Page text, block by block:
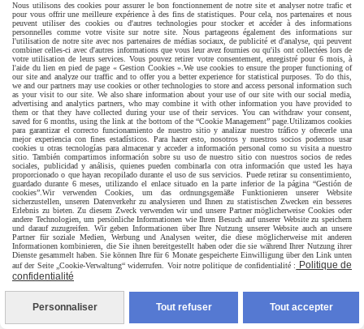
Nous utilisons des cookies pour assurer le bon fonctionnement de notre site et analyser notre trafic et
pour vous offrir une meilleure expérience à des fins de statistiques. Pour cela, nos partenaires et nous
peuvent utiliser des cookies ou d'autres technologies pour stocker et accéder à des informations
personnelles comme votre visite sur notre site. Nous partageons également des informations sur
l'utilisation de notre site avec nos partenaires de médias sociaux, de publicité et d'analyse, qui peuvent
combiner celles-ci avec d'autres informations que vous leur avez fournies ou qu'ils ont collectées lors de
votre utilisation de leurs services. Vous pouvez retirer votre consentement, enregistré pour 6 mois, à
l'aide du lien en pied de page « Gestion Cookies ». We use cookies to ensure the proper functioning of
our site and analyze our traffic and to offer you a better experience for statistical purposes. To do this,
we and our partners may use cookies or other technologies to store and access personal information such
as your visit to our site. We also share information about your use of our site with our social media,
advertising and analytics partners, who may combine it with other information you have provided to
them or that they have collected during your use of their services. You can withdraw your consent,
saved for 6 months, using the link at the bottom of the “Cookie Management” page. Utilizamos cookies
para garantizar el correcto funcionamiento de nuestro sitio y analizar nuestro tráfico y ofrecerle una
mejor experiencia con fines estadísticos. Para hacer esto, nosotros y nuestros socios podemos usar
cookies u otras tecnologías para almacenar y acceder a información personal como su visita a nuestro
sitio. También compartimos información sobre su uso de nuestro sitio con nuestros socios de redes
sociales, publicidad y análisis, quienes pueden combinarla con otra información que usted les haya
proporcionado o que hayan recopilado durante el uso de sus servicios. Puede retirar su consentimiento,
guardado durante 6 meses, utilizando el enlace situado en la parte inferior de la página “Gestión de
cookies”. Wir verwenden Cookies, um das ordnungsgemäße Funktionieren unserer Website
sicherzustellen, unseren Datenverkehr zu analysieren und Ihnen zu statistischen Zwecken ein besseres
Erlebnis zu bieten. Zu diesem Zweck verwenden wir und unsere Partner möglicherweise Cookies oder
andere Technologien, um persönliche Informationen wie Ihren Besuch auf unserer Website zu speichern
und darauf zuzugreifen. Wir geben Informationen über Ihre Nutzung unserer Website auch an unsere
Partner für soziale Medien, Werbung und Analysen weiter, die diese möglicherweise mit anderen
Informationen kombinieren, die Sie ihnen bereitgestellt haben oder die sie während Ihrer Nutzung ihrer
Dienste gesammelt haben. Sie können Ihre für 6 Monate gespeicherte Einwilligung über den Link unten
auf der Seite „Cookie-Verwaltung“ widerrufen. Voir notre politique de confidentialité :
Politique de
confidentialité
Personnaliser Tout refuser Tout accepter